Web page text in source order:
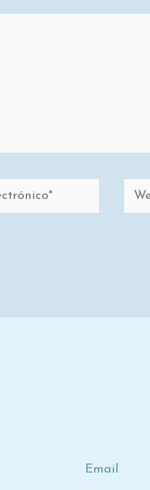
Email